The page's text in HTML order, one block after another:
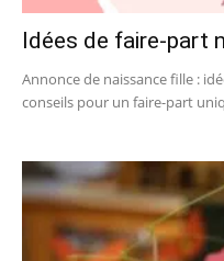
Idées de faire-part
Annonce de naissance fille :
conseils pour un faire-part